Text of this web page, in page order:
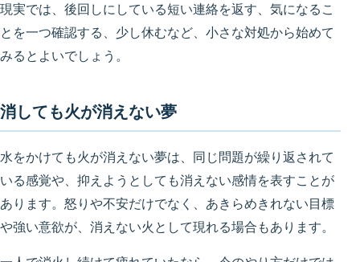
現実では、後回しにしている短い連絡を返す、気になるこ
とを一つ確認する、少し休むなど、小さな対処から始めて
みるとよいでしょう。
消しても火が消えない夢
水をかけても火が消えない夢は、同じ問題が繰り返されて
いる感覚や、抑えようとしても消えない感情を表すことが
あります。怒りや不安だけでなく、あきらめきれない目標
や強い意欲が、消えない火として現れる場合もあります。